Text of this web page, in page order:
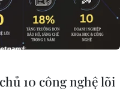
10 công nghệ lõi